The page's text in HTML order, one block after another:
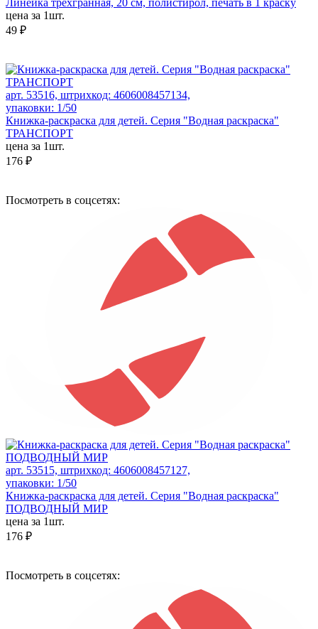
Линейка трёхгранная, 20 см, полистирол, печать в 1 краску
цена за 1шт.
49 ₽
арт. 53516, штрихкод: 4606008457134,
упаковки: 1/50
Книжка-раскраска для детей. Серия "Водная раскраска"
ТРАНСПОРТ
цена за 1шт.
176 ₽
Посмотреть в соцсетях:
арт. 53515, штрихкод: 4606008457127,
упаковки: 1/50
Книжка-раскраска для детей. Серия "Водная раскраска"
ПОДВОДНЫЙ МИР
цена за 1шт.
176 ₽
Посмотреть в соцсетях: